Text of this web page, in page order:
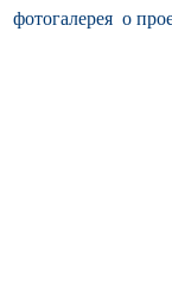
фотогалерея о